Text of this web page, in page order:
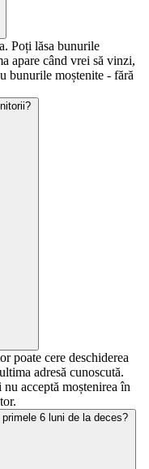
Poți lăsa bunurile
apare când vrei să vinzi,
bunurile moștenite - fără
poate cere deschiderea
adresă cunoscută.
acceptă moștenirea în
6 luni de la deces?